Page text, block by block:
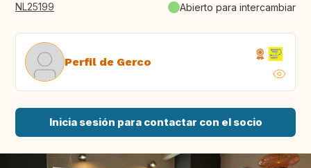
NL25199 Abierto para intercambiar
Perfil de Gerco
Inicia sesión para contactar con el socio